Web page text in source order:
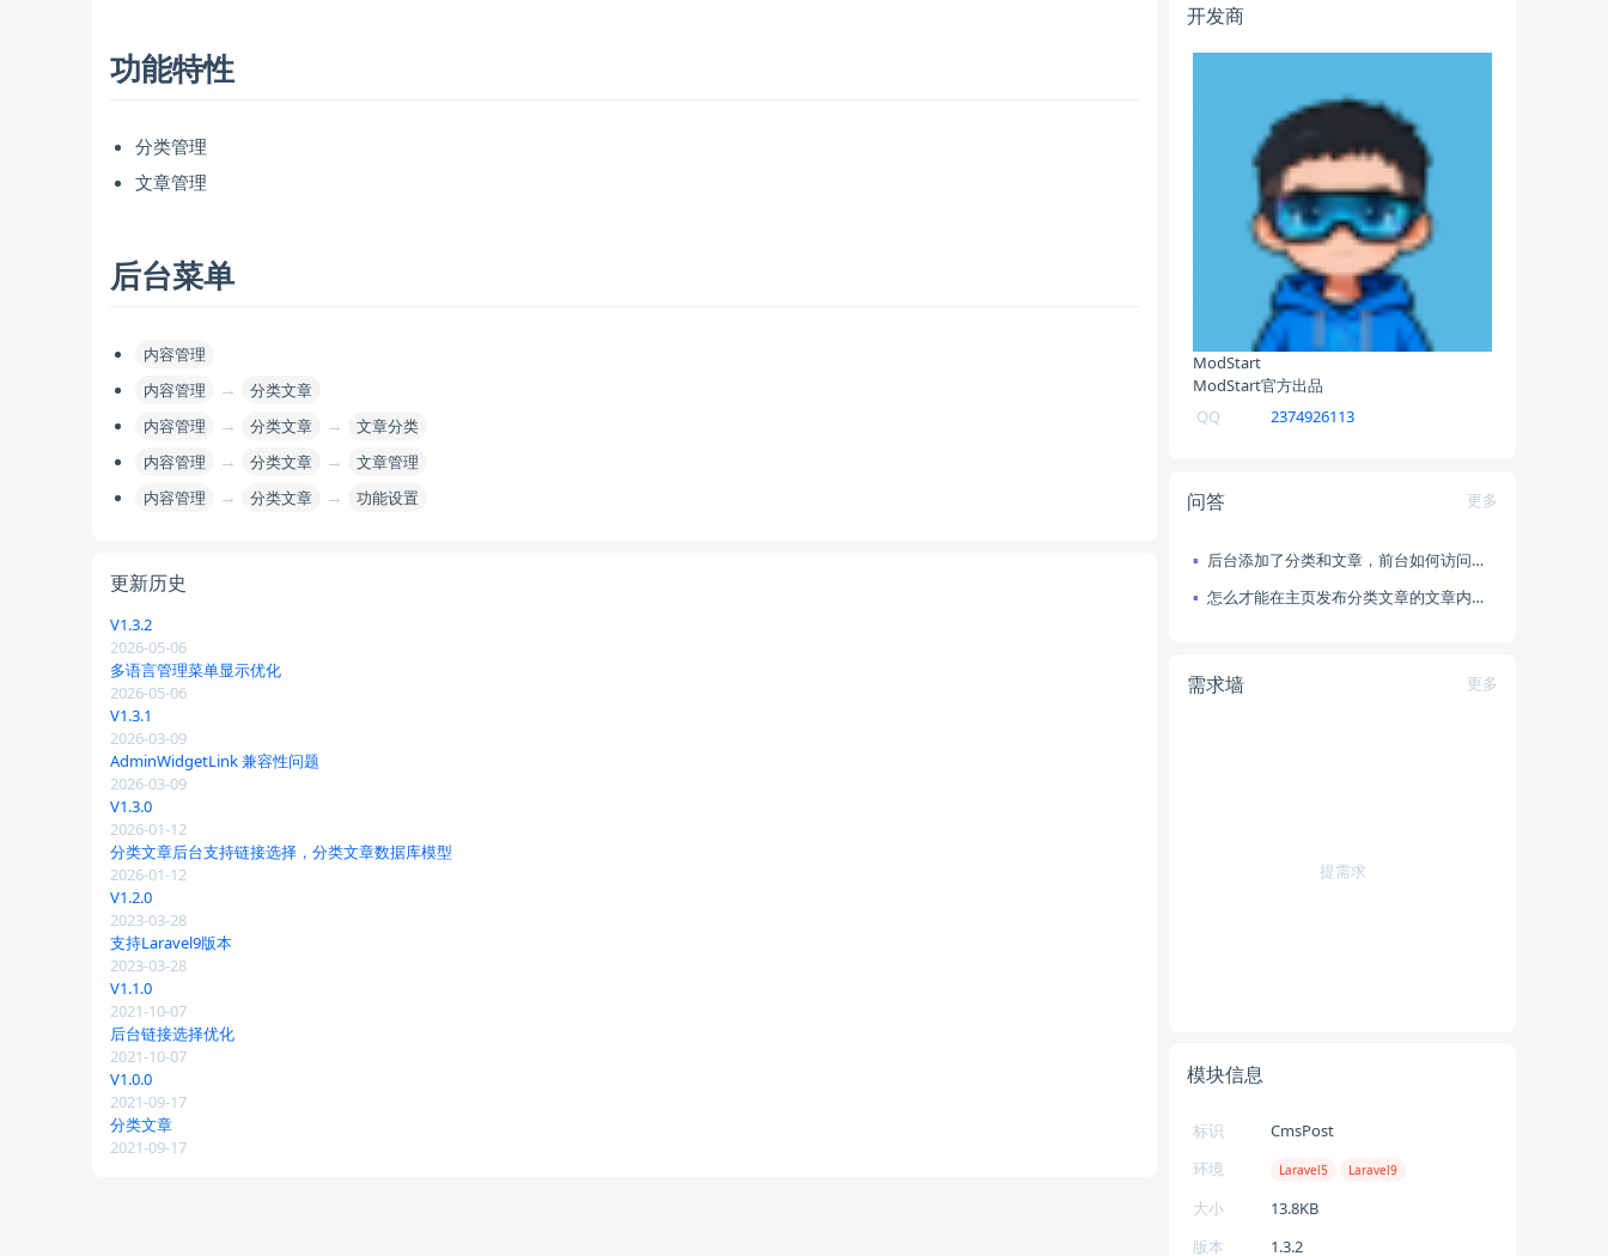
功能特性
分类管理
文章管理
后台菜单
内容管理
内容管理
→
分类文章
内容管理
→ 分类文章 →
文章分类
内容管理
→ 分类文章 →
文章管理
内容管理
→ 分类文章 → 功能设置
更新历史
V1.3.2
2026-05-06
多语言管理菜单显示优化
2026-05-06
V1.3.1
2026-03-09
AdminWidgetLink 兼容性问题
2026-03-09
V1.3.0
2026-01-12
分类文章后台支持链接选择，分类文章数据库模型
2026-01-12
V1.2.0
2023-03-28
支持Laravel9版本
2023-03-28
V1.1.0
2021-10-07
后台链接选择优化
2021-10-07
V1.0.0
2021-09-17
分类文章
2021-09-17
开发商
ModStart
ModStart官方出品
QQ
2374926113
更多
问答
后台添加了分类和文章，前台如何访问，如何挂到首页导航菜单上去？
怎么才能在主页发布分类文章的文章内容呢？
更多
需求墙
提需求
模块信息
标识
CmsPost
环境
Laravel5 Laravel9
大小
13.8KB
版本
1.3.2